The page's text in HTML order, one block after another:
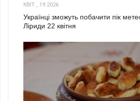
КВІТ., 19 2026
Українці зможуть побачити пік
Ліриди 22 квітня